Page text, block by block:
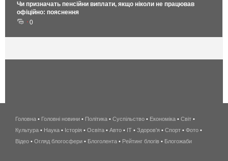
Чи призначать пенсійни виплати, якщо ніколи не працював
офіційно: пояснення
0
беспроводной
интернет
киев
Головна • Головні новини • Політика • Суспільство • Економіка • Світ •
Культура • Наука • Історія • Освіта • Авто • IT • Здоров'я • Спорт • Фото •
Відео • Огляд блогосфери • Блоголента • Рейтинг блогів • Блогожаби